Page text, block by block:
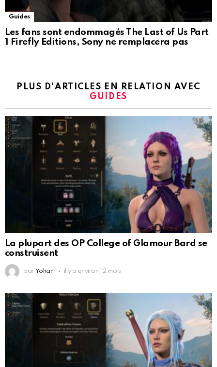
Guides
Les fans sont endommagés The Last of Us Part
1 Firefly Editions, Sony ne remplacera pas
PLUS D'ARTICLES EN RELATION AVEC
GUIDES
La plupart des OP College of Glamour Bard se
construisent
par Yohan il y a environ 12 mois